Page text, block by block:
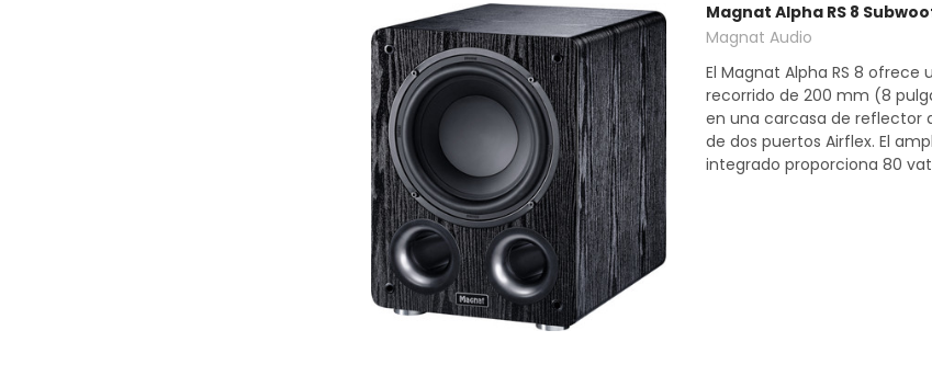
Magnat Alpha RS 8
Magnat Audio
El Magnat Alpha RS 8 ofrece
recorrido de 200 mm (8
en una carcasa de reflector
de dos puertos Airflex. El
integrado proporciona 80